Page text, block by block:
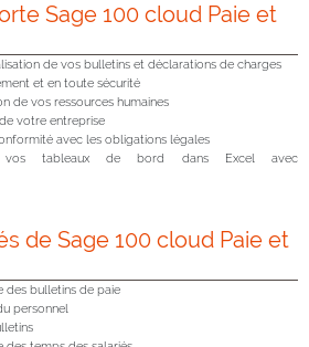
Sage 100 cloud Paie et
de vos bulletins et déclarations de charges
et en toute sécurité
de vos ressources humaines
votre entreprise
avec les obligations légales
vos tableaux de bord dans Excel avec
de Sage 100 cloud Paie et
des bulletins de paie
personnel